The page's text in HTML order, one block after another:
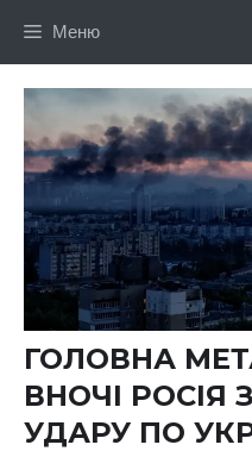
Меню
ГОЛОВНА
ВНОЧІ РОСІЯ
УДАРУ ПО